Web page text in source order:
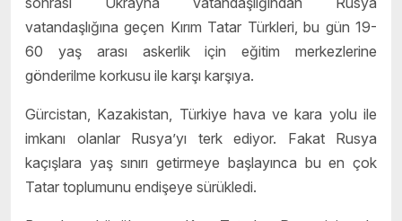
vatandaşlığına geçen Kırım Tatar Türkleri, bu gün 19-
60 yaş arası askerlik için eğitim merkezlerine
gönderilme korkusu ile karşı karşıya.
Gürcistan, Kazakistan, Türkiye hava ve kara yolu ile
imkanı olanlar Rusya’yı terk ediyor. Fakat Rusya
kaçışlara yaş sınırı getirmeye başlayınca bu en çok
Tatar toplumunu endişeye sürükledi.